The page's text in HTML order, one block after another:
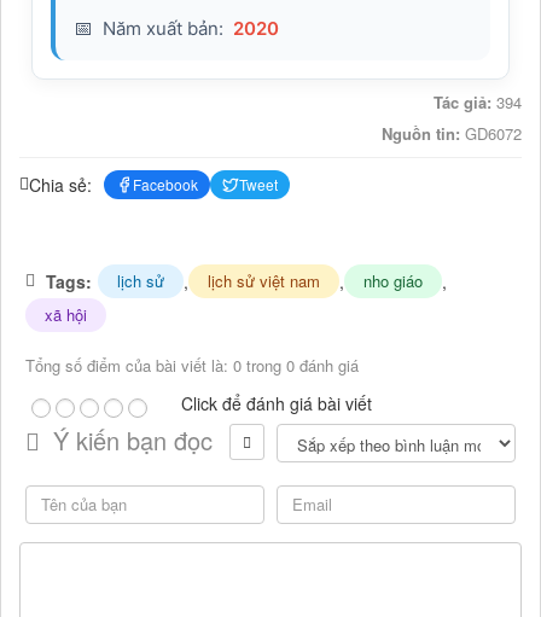
📅 Năm xuất bản: 2020
Tác giả: 394
Nguồn tin: GD6072
Chia sẻ: Facebook Tweet
Tags: lịch sử , lịch sử việt nam , nho giáo ,
xã hội
Tổng số điểm của bài viết là: 0 trong 0 đánh giá
Click để đánh giá bài viết
Ý kiến bạn đọc